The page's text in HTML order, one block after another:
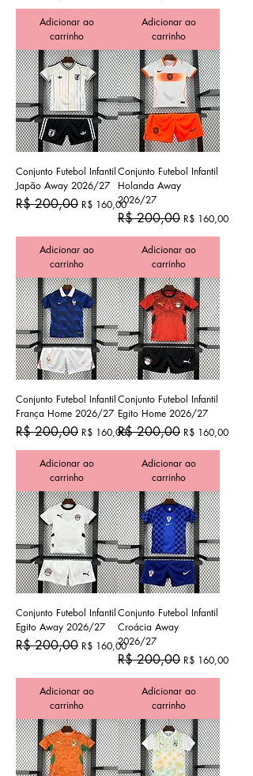
Adicionar ao
carrinho
Adicionar ao
carrinho
Conjunto Futebol Infantil
Japão Away 2026/27
Preço normal
R$ 200,00 Preço promocional
R$ 160,00
Adicionar ao
carrinho
Conjunto Futebol Infantil
Holanda Away
2026/27
Preço normal
R$ 200,00 Preço
R$ 160,00
Adicionar ao
carrinho
Conjunto Futebol Infantil
França Home 2026/27
Preço normal
R$ 200,00 Preço promocional
R$ 160,00
Adicionar ao
carrinho
Conjunto Futebol Infantil
Egito Home 2026/27
Preço normal
R$ 200,00 Preço
R$ 160,00
Adicionar ao
carrinho
Conjunto Futebol Infantil
Egito Away 2026/27
Preço normal
R$ 200,00 Preço promocional
R$ 160,00
Adicionar ao
carrinho
Conjunto Futebol Infantil
Croácia Away
2026/27
Preço normal
R$ 200,00 Preço
R$ 160,00
Adicionar ao
carrinho